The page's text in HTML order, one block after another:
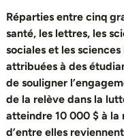
Réparties entre cinq
santé, les lettres, les
sociales et les
attribuées à des
de souligner
de la relève dans la
atteindre 10 000 $ à
d’entre elles